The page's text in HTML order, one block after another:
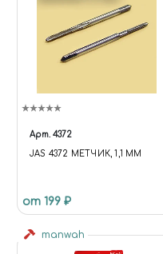
Арт. 4372
JAS 4372 МЕТЧИК, 1,1 ММ
от 199 ₽
manwah